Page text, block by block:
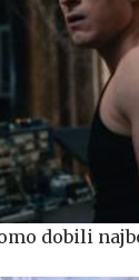
dobili